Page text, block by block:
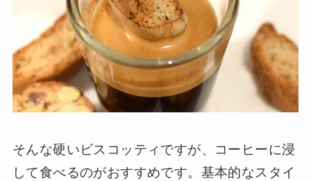
そんな硬いビスコッティですが、コーヒーに浸
して食べるのがおすすめです。基本的なスタイ